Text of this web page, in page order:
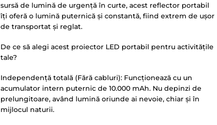
sursă de lumină de urgență în curte, acest reflector portabil
îți oferă o lumină puternică și constantă, fiind extrem de ușor
de transportat și reglat.
De ce să alegi acest proiector LED portabil pentru activitățile
tale?
Independență totală (Fără cabluri): Funcționează cu un
acumulator intern puternic de 10.000 mAh. Nu depinzi de
prelungitoare, având lumină oriunde ai nevoie, chiar și în
mijlocul naturii.